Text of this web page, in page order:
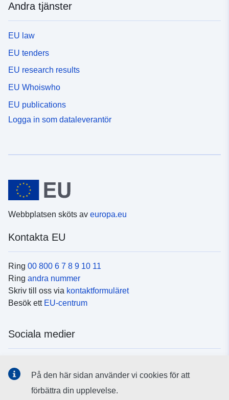
Andra tjänster
EU law
EU tenders
EU research results
EU Whoiswho
EU publications
Logga in som dataleverantör
Webbplatsen sköts av europa.eu
Kontakta EU
Ring 00 800 6 7 8 9 10 11
Ring andra nummer
Skriv till oss via kontaktformuläret
Besök ett EU-centrum
Sociala medier
På den här sidan använder vi cookies för att
förbättra din upplevelse.